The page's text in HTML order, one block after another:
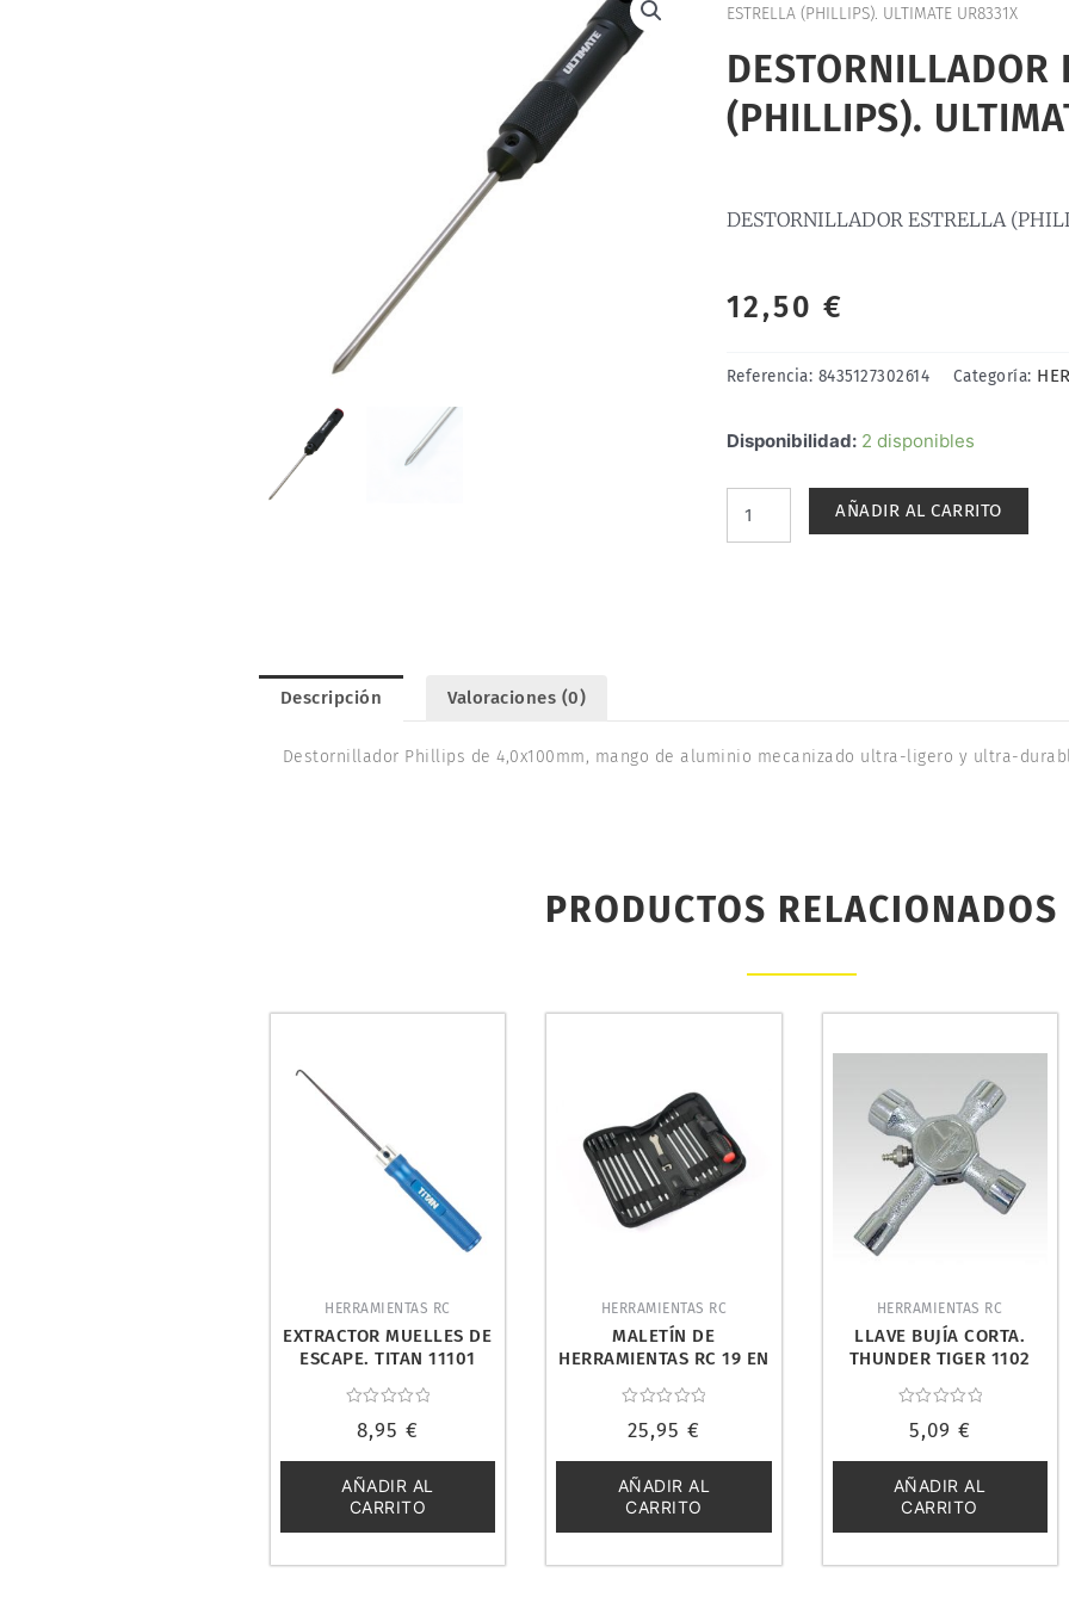
ESTRELLA (PHILLIPS). ULTIMATE UR8331X
DESTORNILLADOR
(PHILLIPS).
DESTORNILLADOR ESTRELLA
12,50 €
Referencia: 8435127302614 Categoría:
Disponibilidad: 2 disponibles
DESTORNILLADOR
ULTIMATE
AÑADIR AL CARRITO
Descripción Valoraciones (0)
Destornillador Phillips de 4,0x100mm, mango de aluminio mecanizado ultra-ligero y ultra-
PRODUCTOS RELACIONADOS
HERRAMIENTAS RC
EXTRACTOR MUELLES DE
ESCAPE. TITAN 11101
con
de
5
8,95 €
AÑADIR AL
CARRITO
HERRAMIENTAS RC
MALETÍN DE
HERRAMIENTAS RC 19 EN
con
de
5
25,95 €
AÑADIR AL
CARRITO
HERRAMIENTAS RC
LLAVE BUJÍA CORTA.
THUNDER TIGER 1102
con
de
5
5,09 €
AÑADIR AL
CARRITO